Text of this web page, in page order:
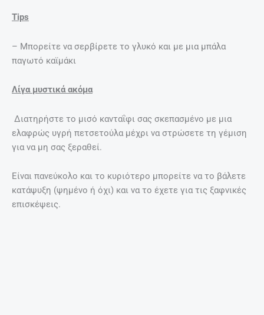
Tips
– Μπορείτε να σερβίρετε το γλυκό και με μια μπάλα
παγωτό καϊμάκι
Λίγα μυστικά ακόμα
Διατηρήστε το μισό κανταΐφι σας σκεπασμένο με μια
ελαφρώς υγρή πετσετούλα μέχρι να στρώσετε τη γέμιση
για να μη σας ξεραθεί.
Είναι πανεύκολο και το κυριότερο μπορείτε να το βάλετε
κατάψυξη (ψημένο ή όχι) και να το έχετε για τις ξαφνικές
επισκέψεις.